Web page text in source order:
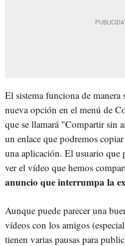
El sistema funciona de
nueva opción en el menú de
que se llamará "Compartir sin
un enlace que podremos
una aplicación. El usuario que
ver el vídeo que hemos
anuncio que interrumpa la
Aunque puede parecer una
vídeos con los amigos
tienen varias pausas para